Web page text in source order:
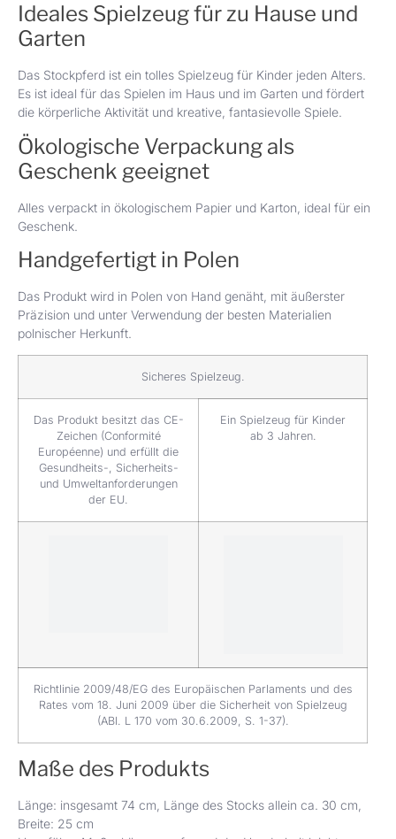
Ideales Spielzeug für zu Hause und
Garten
Das Stockpferd ist ein tolles Spielzeug für Kinder jeden Alters.
Es ist ideal für das Spielen im Haus und im Garten und fördert
die körperliche Aktivität und kreative, fantasievolle Spiele.
Ökologische Verpackung als
Geschenk geeignet
Alles verpackt in ökologischem Papier und Karton, ideal für ein
Geschenk.
Handgefertigt in Polen
Das Produkt wird in Polen von Hand genäht, mit äußerster
Präzision und unter Verwendung der besten Materialien
polnischer Herkunft.
Sicheres Spielzeug.
Das Produkt besitzt das CE-
Zeichen (Conformité
Européenne) und erfüllt die
Gesundheits-, Sicherheits-
und Umweltanforderungen
der EU.
Ein Spielzeug für Kinder
ab 3 Jahren.
Richtlinie 2009/48/EG des Europäischen Parlaments und des
Rates vom 18. Juni 2009 über die Sicherheit von Spielzeug
(ABl. L 170 vom 30.6.2009, S. 1-37).
Maße des Produkts
Länge: insgesamt 74 cm, Länge des Stocks allein ca. 30 cm,
Breite: 25 cm